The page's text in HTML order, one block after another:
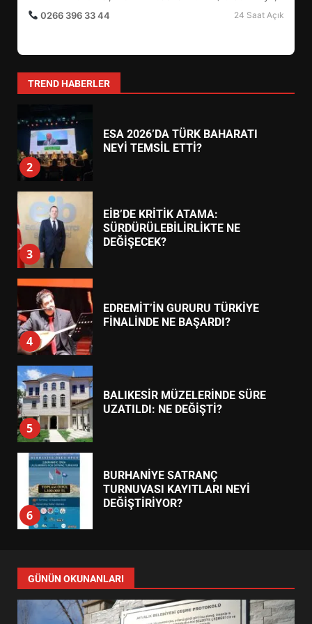
0266 396 33 44
24 Saat Açık
TREND HABERLER
1
HAREKETE GEÇİYOR: GÖZLER
2
ESA 2026’DA TÜRK BAHARATI
NEYİ TEMSİL ETTİ?
3
EİB’DE KRİTİK ATAMA:
SÜRDÜRÜLEBİLİRLİKTE NE
DEĞİŞECEK?
4
EDREMİT’İN GURURU TÜRKİYE
FİNALİNDE NE BAŞARDI?
5
BALIKESİR MÜZELERİNDE SÜRE
UZATILDI: NE DEĞİŞTİ?
6
BURHANİYE SATRANÇ
TURNUVASI KAYITLARI NEYİ
DEĞİŞTİRİYOR?
7
YENİ YÖNETİM NASIL
ŞEKİLLENDİ?
GÜNÜN OKUNANLARI